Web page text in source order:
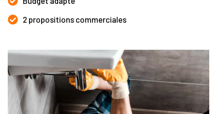
2 propositions commerciales